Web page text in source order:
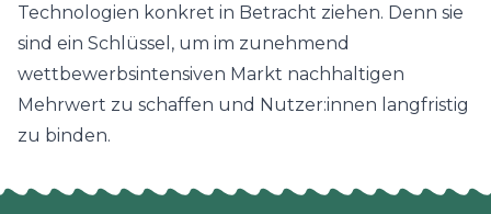
Technologien konkret in Betracht ziehen. Denn sie
sind ein Schlüssel, um im zunehmend
wettbewerbsintensiven Markt nachhaltigen
Mehrwert zu schaffen und Nutzer:innen langfristig
zu binden.